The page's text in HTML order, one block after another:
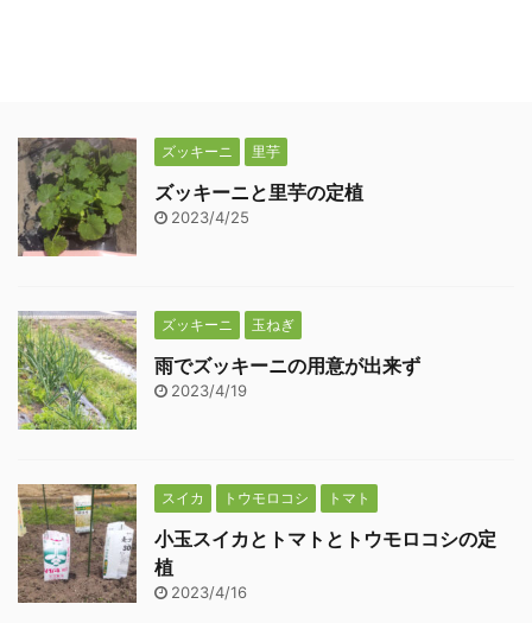
ズッキーニ 里芋
ズッキーニと里芋の定植
2023/4/25
ズッキーニ 玉ねぎ
雨でズッキーニの用意が出来ず
2023/4/19
スイカ トウモロコシ トマト
小玉スイカとトマトとトウモロコシの定
植
2023/4/16